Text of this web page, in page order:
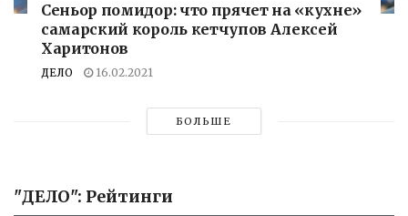
Сеньор помидор: что прячет на «кухне»
самарский король кетчупов Алексей
Харитонов
ДЕЛО 16.02.2021
БОЛЬШЕ
"ДЕЛО": Рейтинги